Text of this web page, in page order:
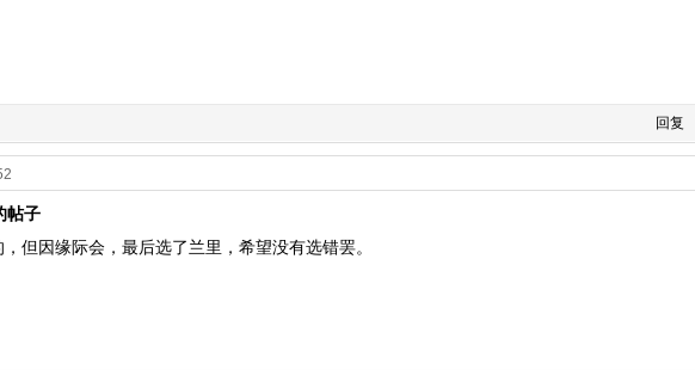
回复
帖子
但因缘际会，最后选了兰里，希望没有选错罢。